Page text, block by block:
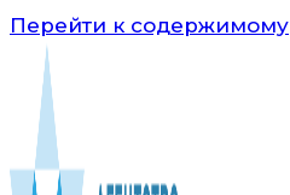
Перейти к содержимому